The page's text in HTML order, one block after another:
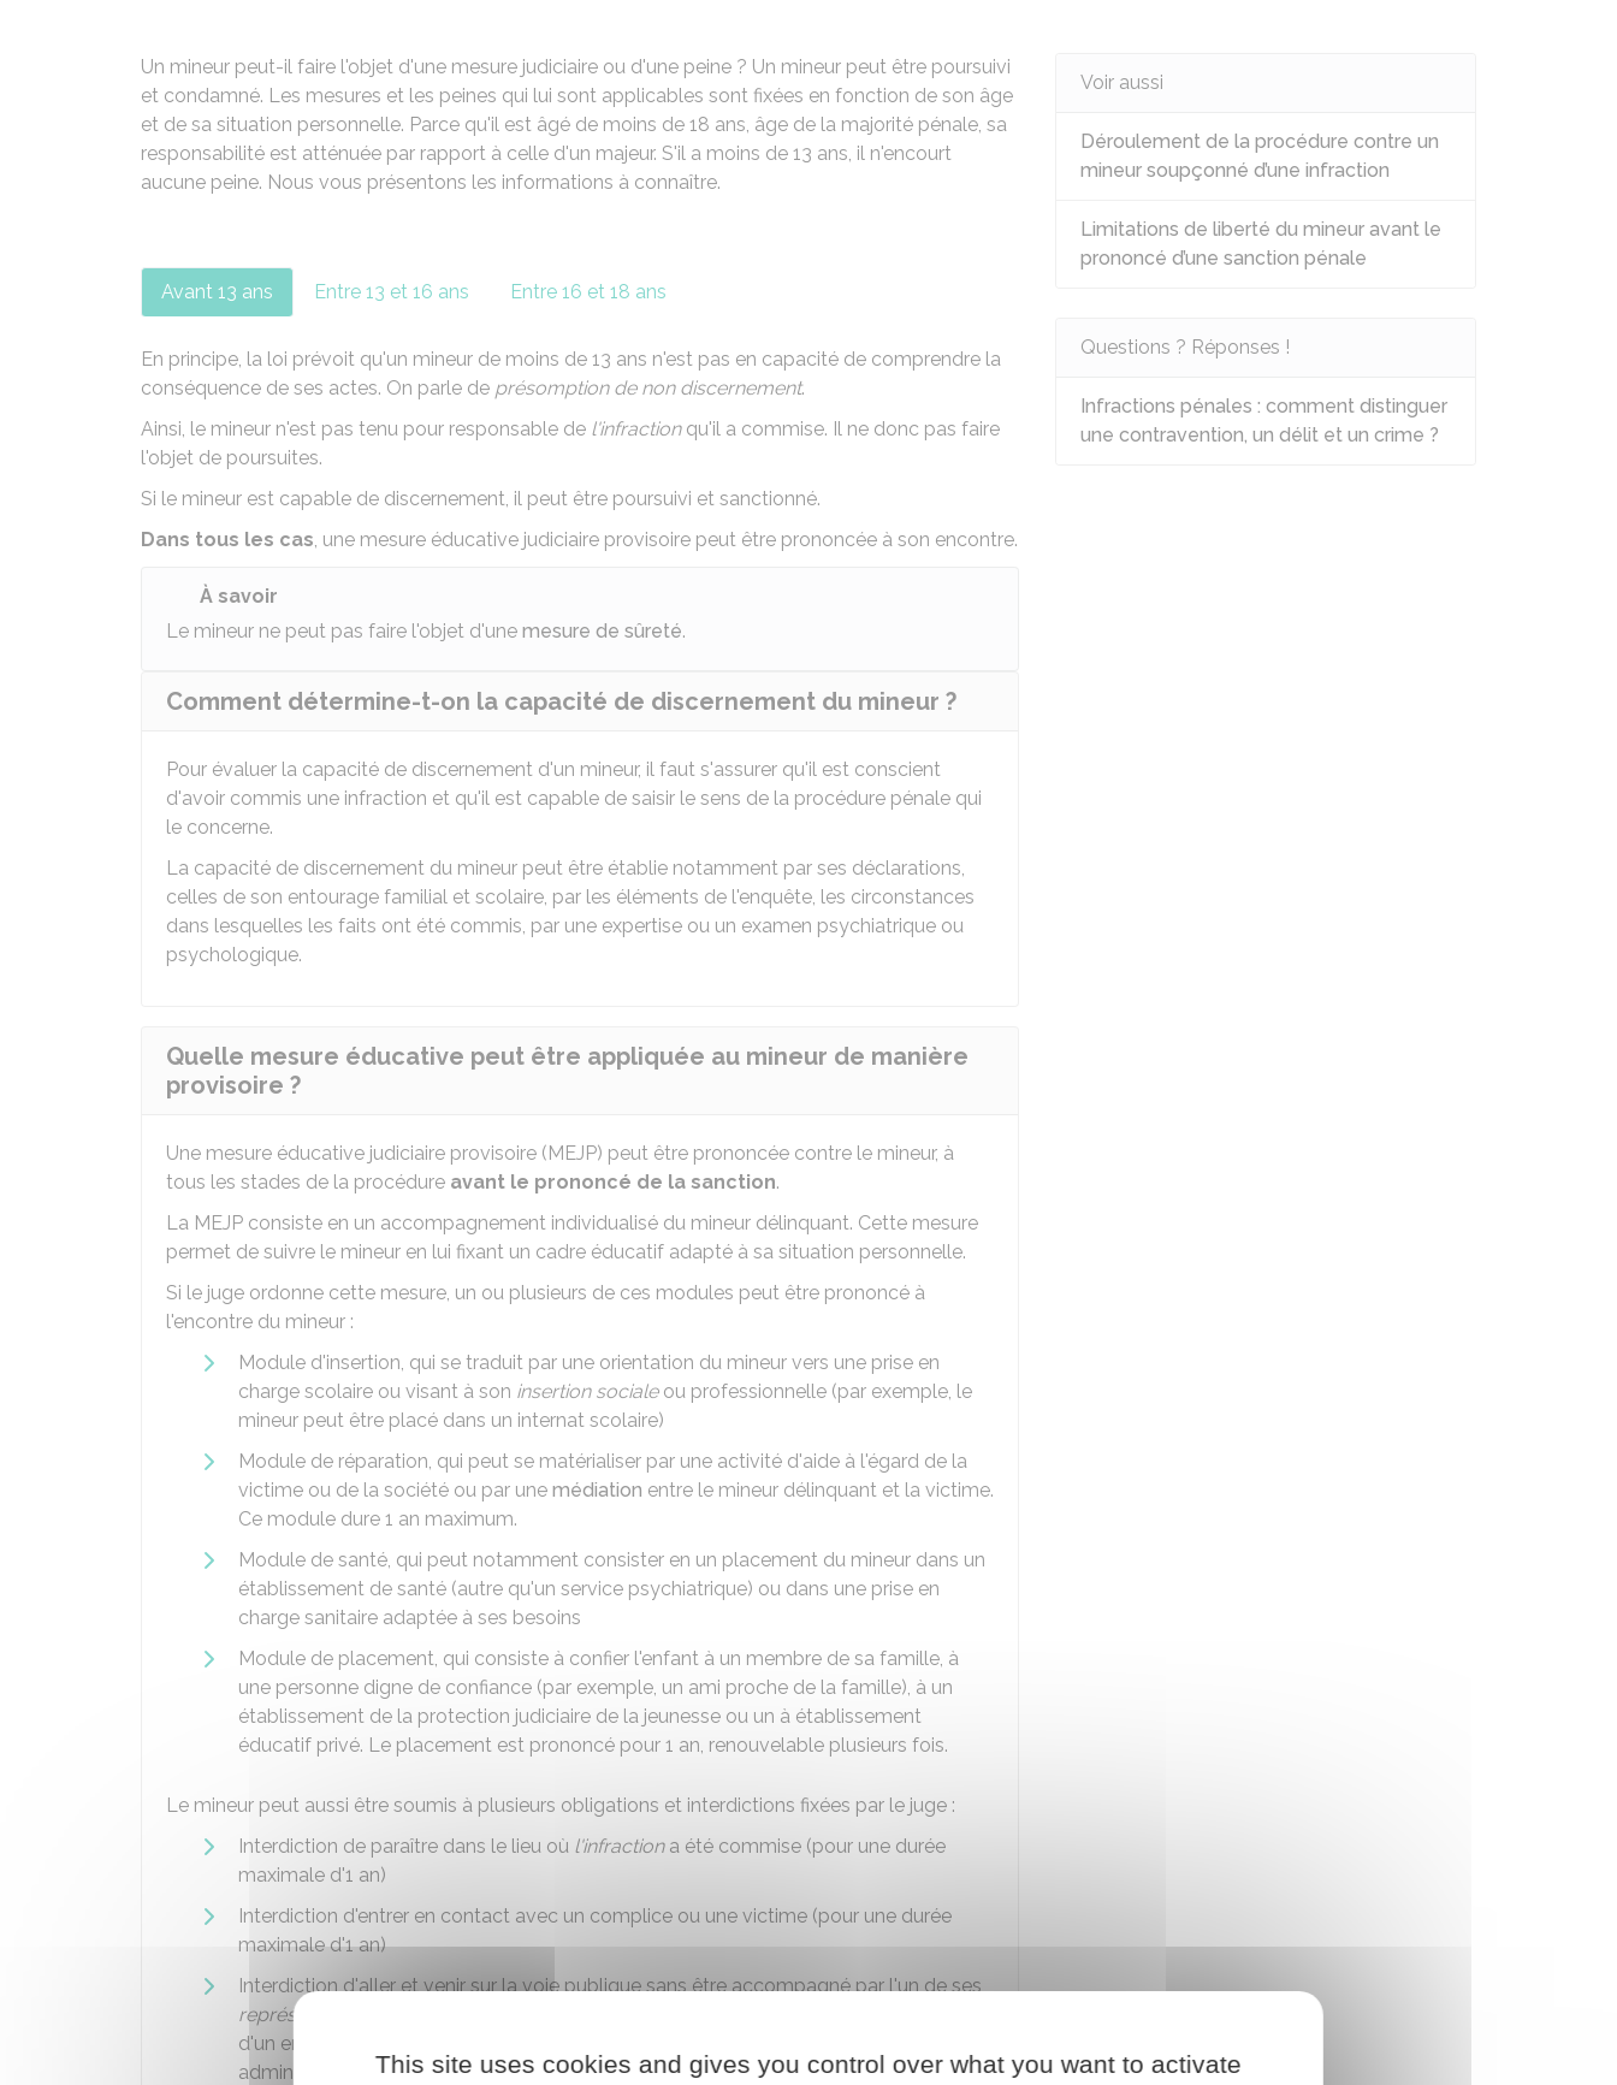
Un mineur peut-il faire l'objet d'une mesure judiciaire ou d'une peine ? Un mineur peut être poursuivi
et condamné. Les mesures et les peines qui lui sont applicables sont fixées en fonction de son âge
et de sa situation personnelle. Parce qu'il est âgé de moins de 18 ans, âge de la majorité pénale, sa
responsabilité est atténuée par rapport à celle d'un majeur. S'il a moins de 13 ans, il n'encourt
aucune peine. Nous vous présentons les informations à connaître.
Avant 13 ans Entre 13 et 16 ans Entre 16 et 18 ans
En principe, la loi prévoit qu'un mineur de moins de 13 ans n'est pas en capacité de comprendre la
conséquence de ses actes. On parle de présomption de non discernement.
Ainsi, le mineur n'est pas tenu pour responsable de l'infractionqu'il a commise. Il ne donc pas faire
l'objet de poursuites.
Si le mineur est capable de discernement, il peut être poursuivi et sanctionné.
Dans tous les cas, une mesure éducative judiciaire provisoire peut être prononcée à son encontre.
À savoir
Le mineur ne peut pas faire l'objet d'une mesure de sûreté.
Comment détermine-t-on la capacité de discernement du mineur ?
Pour évaluer la capacité de discernement d'un mineur, il faut s'assurer qu'il est conscient
d'avoir commis une infraction et qu'il est capable de saisir le sens de la procédure pénale qui
le concerne.
La capacité de discernement du mineur peut être établie notamment par ses déclarations,
celles de son entourage familial et scolaire, par les éléments de l'enquête, les circonstances
dans lesquelles les faits ont été commis, par une expertise ou un examen psychiatrique ou
psychologique.
Quelle mesure éducative peut être appliquée au mineur de manière
provisoire ?
Une mesure éducative judiciaire provisoire (MEJP) peut être prononcée contre le mineur, à
tous les stades de la procédure avant le prononcé de la sanction.
La MEJP consiste en un accompagnement individualisé du mineur délinquant. Cette mesure
permet de suivre le mineur en lui fixant un cadre éducatif adapté à sa situation personnelle.
Si le juge ordonne cette mesure, un ou plusieurs de ces modules peut être prononcé à
l'encontre du mineur :
Module d'insertion, qui se traduit par une orientation du mineur vers une prise en
charge scolaire ou visant à son insertion socialeou professionnelle (par exemple, le
mineur peut être placé dans un internat scolaire)
Module de réparation, qui peut se matérialiser par une activité d'aide à l'égard de la
victime ou de la société ou par une médiation entre le mineur délinquant et la victime.
Ce module dure 1 an maximum.
Module de santé, qui peut notamment consister en un placement du mineur dans un
établissement de santé (autre qu'un service psychiatrique) ou dans une prise en
charge sanitaire adaptée à ses besoins
Module de placement, qui consiste à confier l'enfant à un membre de sa famille, à
une personne digne de confiance (par exemple, un ami proche de la famille), à un
établissement de la protection judiciaire de la jeunesse ou un à établissement
éducatif privé. Le placement est prononcé pour 1 an, renouvelable plusieurs fois.
Le mineur peut aussi être soumis à plusieurs obligations et interdictions fixées par le juge :
Interdiction de paraître dans le lieu où l'infractiona été commise (pour une durée
maximale d'1 an)
Interdiction d'entrer en contact avec un complice ou une victime (pour une durée
maximale d'1 an)
Interdiction d'aller et venir sur la voie publique sans être accompagné par l'un de ses
représentants légaux
d'un enseignement ou d'une formation ou pour un motif grave d'ordre médical ou
administratif. Cette mesure ne peut pas durer plus de 6 mois.
Voir aussi
Déroulement de la procédure contre un
mineur soupçonné d’une infraction
Limitations de liberté du mineur avant le
prononcé d’une sanction pénale
Questions ? Réponses !
Infractions pénales : comment distinguer
une contravention, un délit et un crime ?
This site uses cookies and gives you control over what you want to activate